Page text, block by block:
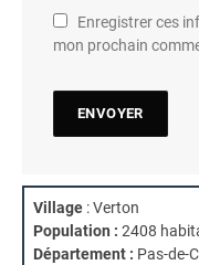
Enregistrer ces
mon prochain
Village : Verton
Population : 2408
Département : Pas-de-